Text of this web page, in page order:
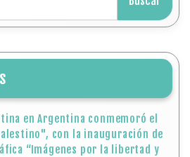
en Argentina conmemoró el
con la inauguración de
“Imágenes por la libertad y